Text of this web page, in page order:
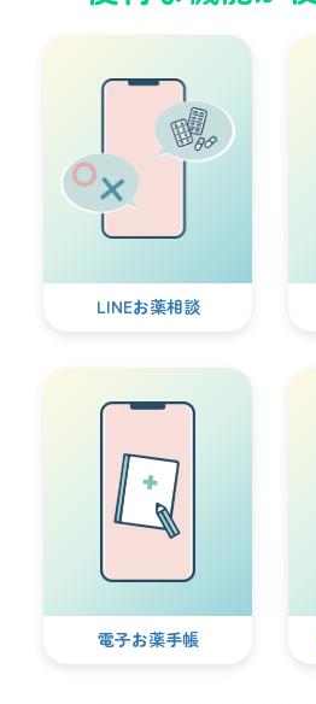
LINEお薬相談
電子お薬手帳